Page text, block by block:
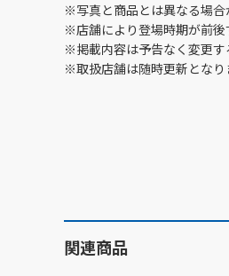
※写真と商品とは異なる場合
※店舗により登場時期が前後
※掲載内容は予告なく変更す
※取扱店舗は随時更新となり
関連商品